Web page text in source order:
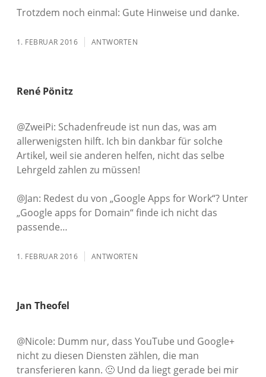
Trotzdem noch einmal: Gute Hinweise und danke.
1. FEBRUAR 2016 ANTWORTEN
René Pönitz
@ZweiPi: Schadenfreude ist nun das, was am
allerwenigsten hilft. Ich bin dankbar für solche
Artikel, weil sie anderen helfen, nicht das selbe
Lehrgeld zahlen zu müssen!
@Jan: Redest du von „Google Apps for Work“? Unter
„Google apps for Domain“ finde ich nicht das
passende…
1. FEBRUAR 2016 ANTWORTEN
Jan Theofel
@Nicole: Dumm nur, dass YouTube und Google+
nicht zu diesen Diensten zählen, die man
transferieren kann. 🙁 Und da liegt gerade bei mir